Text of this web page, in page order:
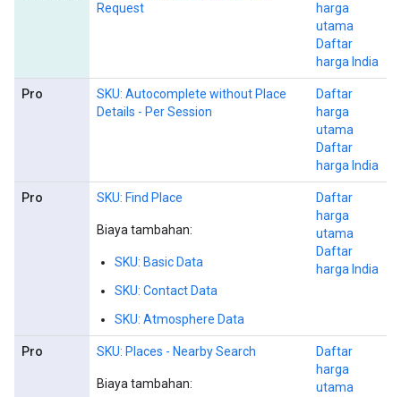
Request
harga
utama
Daftar
harga India
Pro
SKU: Autocomplete without Place
Details - Per Session
Daftar
harga
utama
Daftar
harga India
Pro SKU: Find Place
Biaya tambahan:
SKU: Basic Data
SKU: Contact Data
SKU: Atmosphere Data
Daftar
harga
utama
Daftar
harga India
Pro SKU: Places - Nearby Search
Biaya tambahan:
Daftar
harga
utama